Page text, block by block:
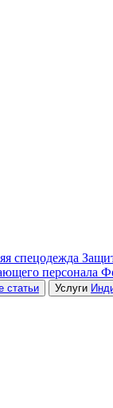
спецодежда
персонала
статьи Услуги